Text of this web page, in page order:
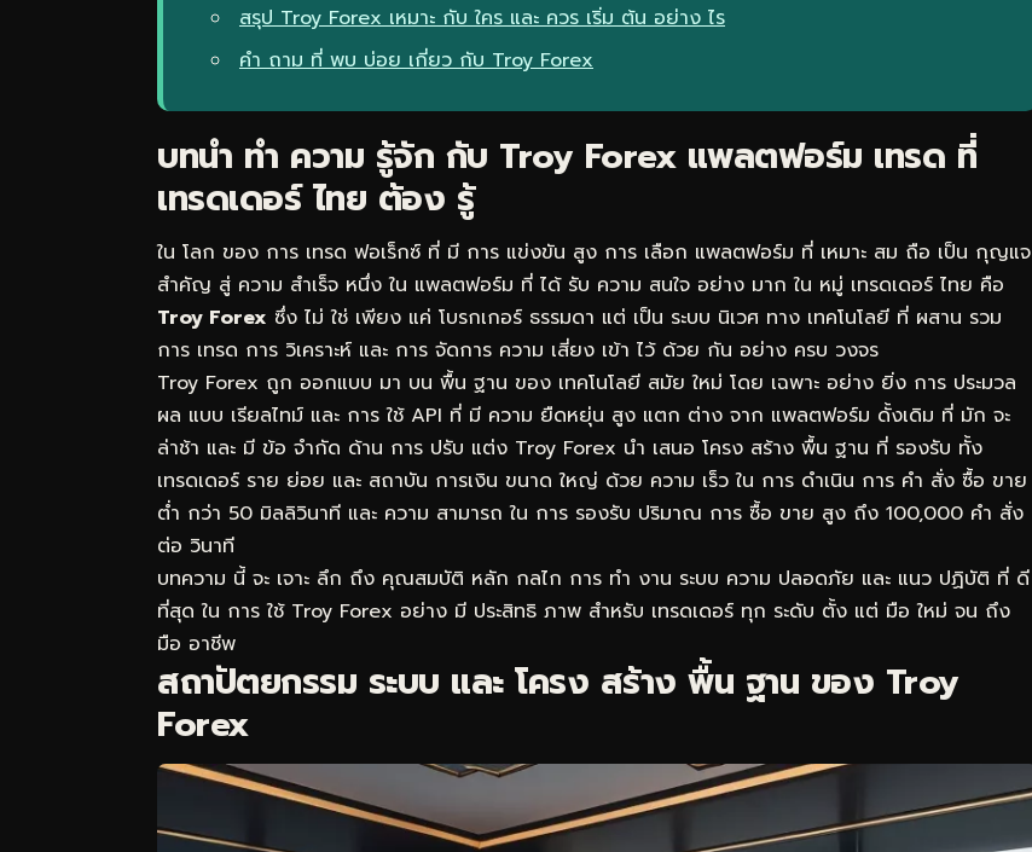
สรุป Troy Forex เหมาะ กับ ใคร และ ควร เริ่ม ต้น อย่าง ไร
คำ ถาม ที่ พบ บ่อย เกี่ยว กับ Troy Forex
บทนำ ทำ ความ รู้จัก กับ Troy Forex แพลตฟอร์ม เทรด ที่
เทรดเดอร์ ไทย ต้อง รู้
ใน โลก ของ การ เทรด ฟอเร็กซ์ ที่ มี การ แข่งขัน สูง การ เลือก แพลตฟอร์ม ที่ เหมาะ สม ถือ เป็น กุญแจ
สำคัญ สู่ ความ สำเร็จ หนึ่ง ใน แพลตฟอร์ม ที่ ได้ รับ ความ สนใจ อย่าง มาก ใน หมู่ เทรดเดอร์ ไทย คือ
Troy Forex ซึ่ง ไม่ ใช่ เพียง แค่ โบรกเกอร์ ธรรมดา แต่ เป็น ระบบ นิเวศ ทาง เทคโนโลยี ที่ ผสาน รวม
การ เทรด การ วิเคราะห์ และ การ จัดการ ความ เสี่ยง เข้า ไว้ ด้วย กัน อย่าง ครบ วงจร
Troy Forex ถูก ออกแบบ มา บน พื้น ฐาน ของ เทคโนโลยี สมัย ใหม่ โดย เฉพาะ อย่าง ยิ่ง การ ประมวล
ผล แบบ เรียลไทม์ และ การ ใช้ API ที่ มี ความ ยืดหยุ่น สูง แตก ต่าง จาก แพลตฟอร์ม ดั้งเดิม ที่ มัก จะ
ล่าช้า และ มี ข้อ จำกัด ด้าน การ ปรับ แต่ง Troy Forex นำ เสนอ โครง สร้าง พื้น ฐาน ที่ รองรับ ทั้ง
เทรดเดอร์ ราย ย่อย และ สถาบัน การเงิน ขนาด ใหญ่ ด้วย ความ เร็ว ใน การ ดำเนิน การ คำ สั่ง ซื้อ ขาย
ต่ำ กว่า 50 มิลลิวินาที และ ความ สามารถ ใน การ รองรับ ปริมาณ การ ซื้อ ขาย สูง ถึง 100,000 คำ สั่ง
ต่อ วินาที
บทความ นี้ จะ เจาะ ลึก ถึง คุณสมบัติ หลัก กลไก การ ทำ งาน ระบบ ความ ปลอดภัย และ แนว ปฏิบัติ ที่ ดี
ที่สุด ใน การ ใช้ Troy Forex อย่าง มี ประสิทธิ ภาพ สำหรับ เทรดเดอร์ ทุก ระดับ ตั้ง แต่ มือ ใหม่ จน ถึง
มือ อาชีพ
สถาปัตยกรรม ระบบ และ โครง สร้าง พื้น ฐาน ของ Troy
Forex